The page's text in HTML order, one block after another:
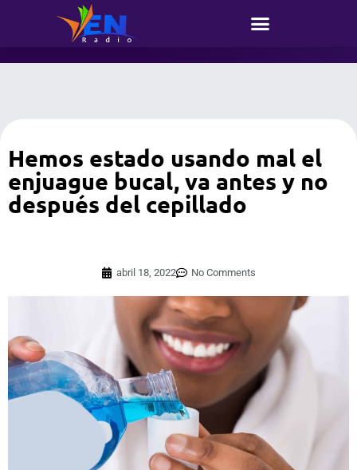
Hemos estado usando mal el
enjuague bucal, va antes y no
después del cepillado
abril 18, 2022 No Comments